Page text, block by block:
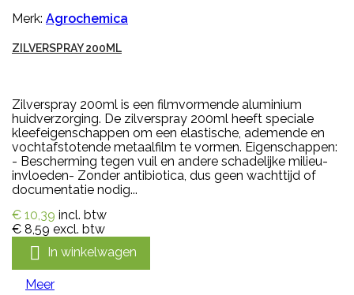
Merk: Agrochemica
ZILVERSPRAY 200ML
Zilverspray 200ml is een filmvormende aluminium
huidverzorging. De zilverspray 200ml heeft speciale
kleefeigenschappen om een elastische, ademende en
vochtafstotende metaalfilm te vormen. Eigenschappen:
- Bescherming tegen vuil en andere schadelijke milieu-
invloeden- Zonder antibiotica, dus geen wachttijd of
documentatie nodig...
€ 10,39 incl. btw
€ 8,59 excl. btw
 In winkelwagen
Meer